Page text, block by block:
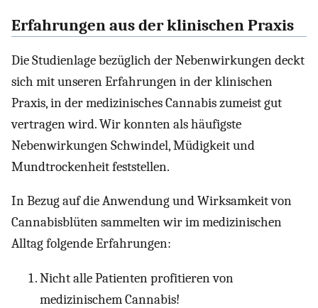
Erfahrungen aus der klinischen Praxis
Die Studienlage bezüglich der Nebenwirkungen deckt
sich mit unseren Erfahrungen in der klinischen
Praxis, in der medizinisches Cannabis zumeist gut
vertragen wird. Wir konnten als häufigste
Nebenwirkungen Schwindel, Müdigkeit und
Mundtrockenheit feststellen.
In Bezug auf die Anwendung und Wirksamkeit von
Cannabisblüten sammelten wir im medizinischen
Alltag folgende Erfahrungen:
Nicht alle Patienten profitieren von
medizinischem Cannabis!